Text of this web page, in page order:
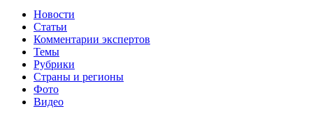
Новости
Статьи
Комментарии экспертов
Темы
Рубрики
Страны и регионы
Фото
Видео